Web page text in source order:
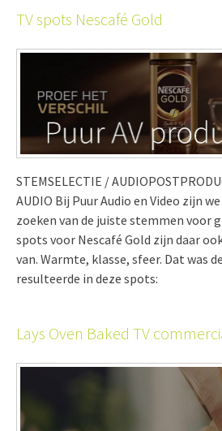
TV spots Nescafé Gold
STEMSELECTIE /
AUDIO Bij Puur Audio en Video zijn
zoeken van de juiste stemmen voor
spots voor Nescafé Gold zijn daar
van. Warmte, klasse, sfeer. Dat was
resulteerde in deze spots:
Lays Oven Baked TV